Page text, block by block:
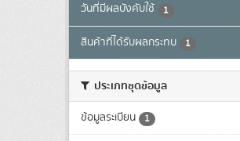
วันที่มีผลบังคับใช้ 1
สินค้าที่ได้รับผลกระทบ 1
ประเภทชุดข้อมูล
ข้อมูลระเบียน 1